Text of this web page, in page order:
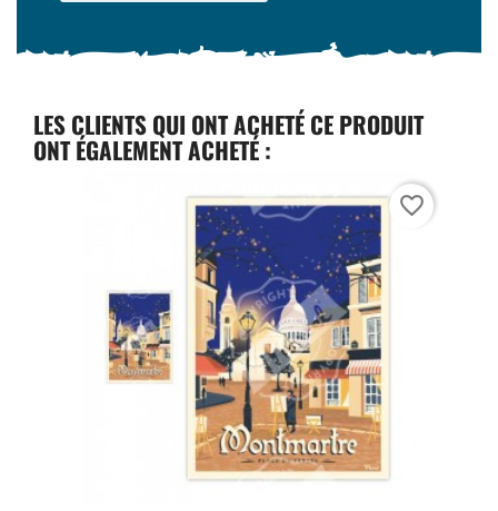
LES CLIENTS QUI ONT ACHETÉ CE PRODUIT
ONT ÉGALEMENT ACHETÉ :
favorite_border